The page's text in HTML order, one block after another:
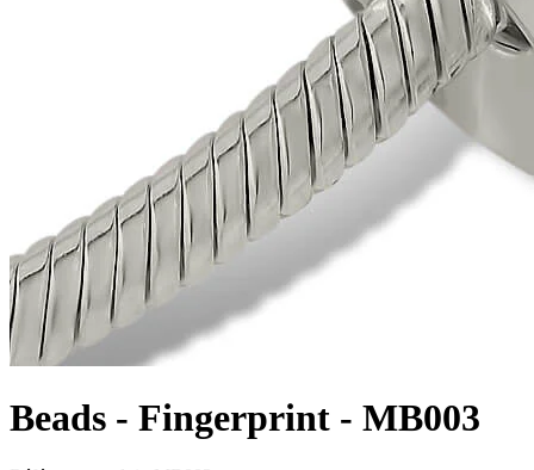
Beads - Fingerprint - MB003